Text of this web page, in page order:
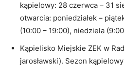
kąpielowy: 28 czerwca – 31
otwarcia: poniedziałek –
(10:00 – 19:00), niedziela
Kąpielisko Miejskie ZEK w
jarosławski). Sezon